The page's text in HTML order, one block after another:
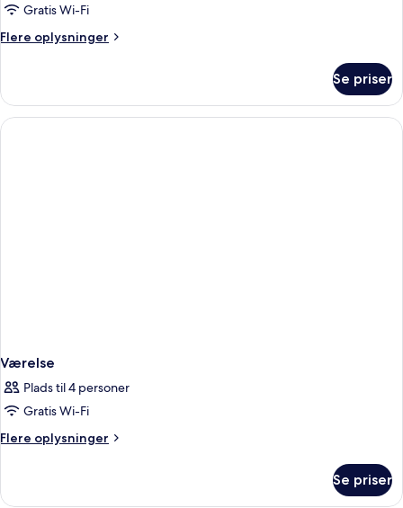
Gratis Wi-Fi
Flere oplysninger
Flere
Se priser
Værelse
Plads til 4 personer
Gratis Wi-Fi
Flere oplysninger
Flere
Se priser